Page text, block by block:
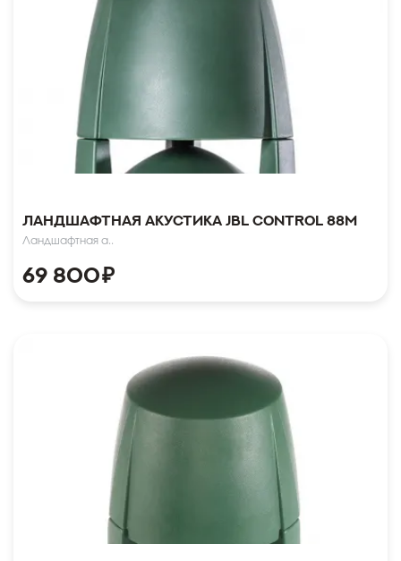
Ландшафтная акустика JBL CONTROL 88M
Ландшафтная а..
69 800₽